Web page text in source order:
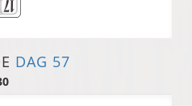
DAG 57